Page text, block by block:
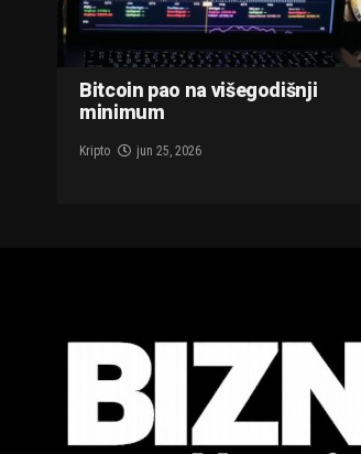
Bitcoin pao na višegodišnji
minimum
Kripto jun 25, 2026